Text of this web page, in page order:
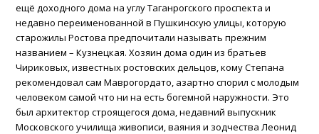
ещё доходного дома на углу Таганрогского проспекта и
недавно переименованной в Пушкинскую улицы, которую
старожилы Ростова предпочитали называть прежним
названием – Кузнецкая. Хозяин дома один из братьев
Чириковых, известных ростовских дельцов, кому Степана
рекомендовал сам Маврогордато, азартно спорил с молодым
человеком самой что ни на есть богемной наружности. Это
был архитектор строящегося дома, недавний выпускник
Московского училища живописи, ваяния и зодчества Леонид